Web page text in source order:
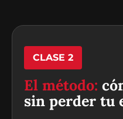
CLASE 2
El método:
sin perder tu